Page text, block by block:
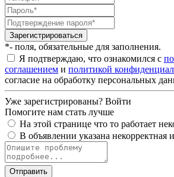
Зарегистрироваться
*- поля, обязательные для заполнения.
Я подтверждаю, что ознакомился с
соглашением и политикой
согласие на обработку персональных
Уже зарегистрированы? Войти
Помогите нам стать лучше
На этой странице что то работает
В объявлении указана некорректная
Отправить